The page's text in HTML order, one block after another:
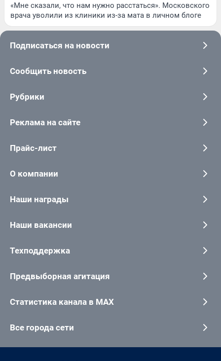
«Мне сказали, что нам нужно расстаться». Московского
врача уволили из клиники из-за мата в личном блоге
Подписаться на новости
Сообщить новость
Рубрики
Реклама на сайте
Прайс-лист
О компании
Наши награды
Наши вакансии
Техподдержка
Предвыборная агитация
Статистика канала в MAX
Все города сети